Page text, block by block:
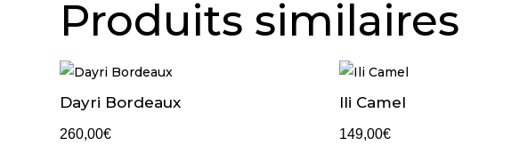
Produits similaires
Dayri Bordeaux
260,00€
Ili Camel
149,00€